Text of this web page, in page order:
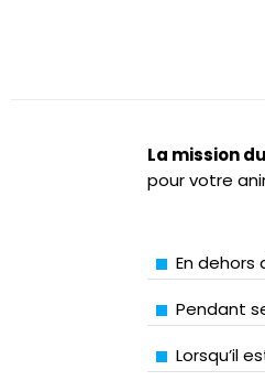
La mission
pour votre
En dehors
Pendant
Lorsqu’il